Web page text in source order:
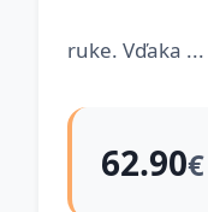
ruke. Vďaka ...
62.90€